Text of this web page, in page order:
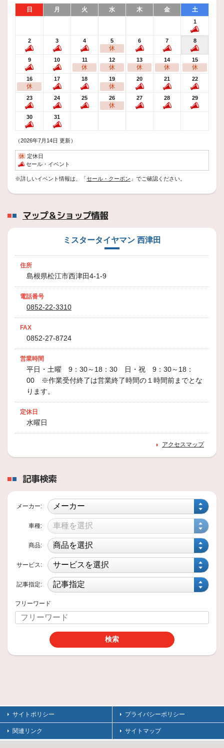
2026年7月21日
【6AA-ZWR90WトヨタVOXY さま】
タイヤご購入ありがとうございました(*
´▽｀*)
2026年7月18日
うございます！
【日産 NV200 さま】本日もご来店ありがとうございました！
2026年7月17日
いつもありがとうございます(^^♪
2026年7月14日
【LDA-CV1W 三菱デリカD:5 さま】
いつもご利用ありがとうございます(*
デリカD5 かっこいい！(^^♪
ゼットワン 絶好調～！
WZ-1は、当店一押しの「ブリザック史上最高レベルの氷上性能に、ENLITEN技術による静かさ・燃費性能・長持ちを加えた、新世代スタッドレスタイヤです。」
POTENZA SPORT ポテンザスポーツ
このタイヤは「ブリヂストン最高峰のスポーツタイヤで、ドライグリップ・雨の日の安心感・高速安定性を高いレベルで両立したモデルです。」
2026年7月13日
技術・サービス
【ZAA-B6AW 日産サクラ さま】あ
りがとうございます
【ZAA-B6AW 日産サクラ さま】
イヤ交換(^^♪
本日はご来店ありがとうございました(*´▽｀*)今回、お選
2026年7月6日
日 月 火 水 木 金 土
1
2 3 4 5
休
6 7 8
9 10 11
休
12
休
13
休
14
休
15
休
16
休
17 18 19
休
20 21 22
23 24 25 26
休
27 28 29
30 31
（2026年7月14日 更新）
休 定休日
セール・イベント
※詳しいイベント情報は、「セール・クーポン 」でご確認ください。
マップ＆ショップ情報
ミスタータイヤマン 西津田
住所
島根県松江市西津田4-1-9
電話番号
0852-22-3310
FAX
0852-27-8724
営業時間
平日・土曜 9：30～18：30 日・祝 9：30～18：
00 ※作業受付終了は営業終了時間の１時間前までとな
ります。
定休日
水曜日
アクセスマップ
記事検索
メーカー:
車種:
商品:
サービス:
記事指定:
フリーワード
サイトポリシー プライバシーポリシー
関連リンク サイトマップ